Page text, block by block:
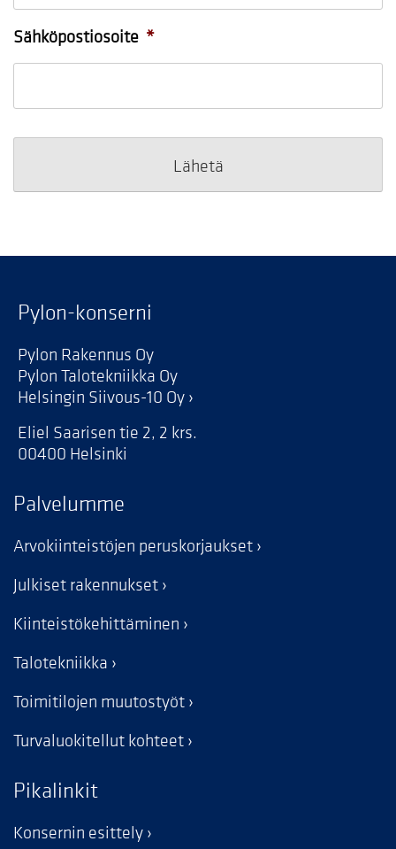
Sähköpostiosoite *
Pylon-konserni
Pylon Rakennus Oy
Pylon Talotekniikka Oy
Helsingin Siivous-10 Oy
Eliel Saarisen tie 2, 2 krs.
00400 Helsinki
Palvelumme
Arvokiinteistöjen peruskorjaukset
Julkiset rakennukset
Kiinteistökehittäminen
Talotekniikka
Toimitilojen muutostyöt
Turvaluokitellut kohteet
Pikalinkit
Konsernin esittely